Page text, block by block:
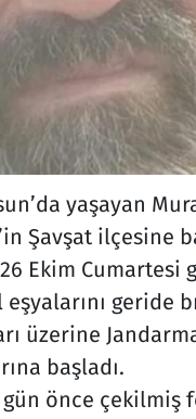
yaşayan
Şavşat ilçesine
Ekim Cumartesi
eşyalarını geride
üzerine
başladı.
önce çekilmiş